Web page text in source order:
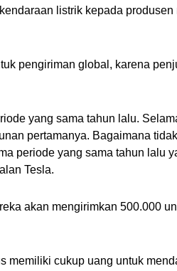
listrik kepada
pengiriman global, karena
yang sama tahun lalu.
pertamanya. Bagaimana
periode yang sama tahun lalu
Tesla.
akan mengirimkan 500.000
cukup uang untuk